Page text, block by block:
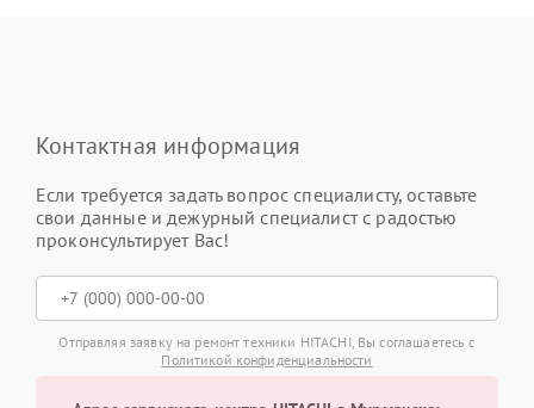
Контактная информация
Если требуется задать вопрос специалисту, оставьте
свои данные и дежурный специалист с радостью
проконсультирует Вас!
Отправляя заявку на ремонт техники HITACHI, Вы соглашаетесь с
Политикой конфиденциальности